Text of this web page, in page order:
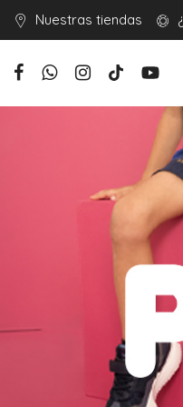
Nuestras tiendas